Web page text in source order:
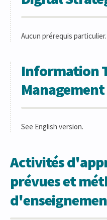
Aucun prérequis particulier.
Information
Management
See English version.
Activités
prévues et